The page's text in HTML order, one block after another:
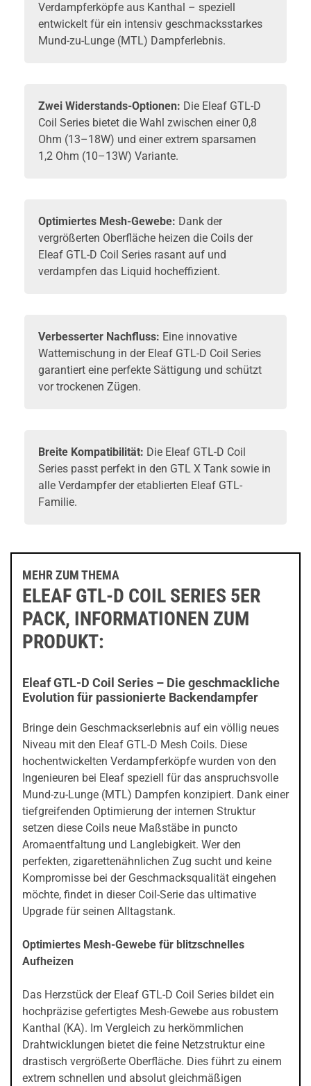
Verdampferköpfe aus Kanthal – speziell
entwickelt für ein intensiv geschmacksstarkes
Mund-zu-Lunge (MTL) Dampferlebnis.
Zwei Widerstands-Optionen: Die Eleaf GTL-D
Coil Series bietet die Wahl zwischen einer 0,8
Ohm (13–18W) und einer extrem sparsamen
1,2 Ohm (10–13W) Variante.
Optimiertes Mesh-Gewebe: Dank der
vergrößerten Oberfläche heizen die Coils der
Eleaf GTL-D Coil Series rasant auf und
verdampfen das Liquid hocheffizient.
Verbesserter Nachfluss: Eine innovative
Wattemischung in der Eleaf GTL-D Coil Series
garantiert eine perfekte Sättigung und schützt
vor trockenen Zügen.
Breite Kompatibilität: Die Eleaf GTL-D Coil
Series passt perfekt in den GTL X Tank sowie in
alle Verdampfer der etablierten Eleaf GTL-
Familie.
MEHR ZUM THEMA
ELEAF GTL-D COIL SERIES 5ER
PACK, INFORMATIONEN ZUM
PRODUKT:
Eleaf GTL-D Coil Series – Die geschmackliche
Evolution für passionierte Backendampfer
Bringe dein Geschmackserlebnis auf ein völlig neues
Niveau mit den Eleaf GTL-D Mesh Coils. Diese
hochentwickelten Verdampferköpfe wurden von den
Ingenieuren bei Eleaf speziell für das anspruchsvolle
Mund-zu-Lunge (MTL) Dampfen konzipiert. Dank einer
tiefgreifenden Optimierung der internen Struktur
setzen diese Coils neue Maßstäbe in puncto
Aromaentfaltung und Langlebigkeit. Wer den
perfekten, zigarettenähnlichen Zug sucht und keine
Kompromisse bei der Geschmacksqualität eingehen
möchte, findet in dieser Coil-Serie das ultimative
Upgrade für seinen Alltagstank.
Optimiertes Mesh-Gewebe für blitzschnelles
Aufheizen
Das Herzstück der Eleaf GTL-D Coil Series bildet ein
hochpräzise gefertigtes Mesh-Gewebe aus robustem
Kanthal (KA). Im Vergleich zu herkömmlichen
Drahtwicklungen bietet die feine Netzstruktur eine
drastisch vergrößerte Oberfläche. Dies führt zu einem
extrem schnellen und absolut gleichmäßigen